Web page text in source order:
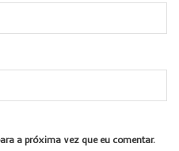
a próxima vez que eu comentar.